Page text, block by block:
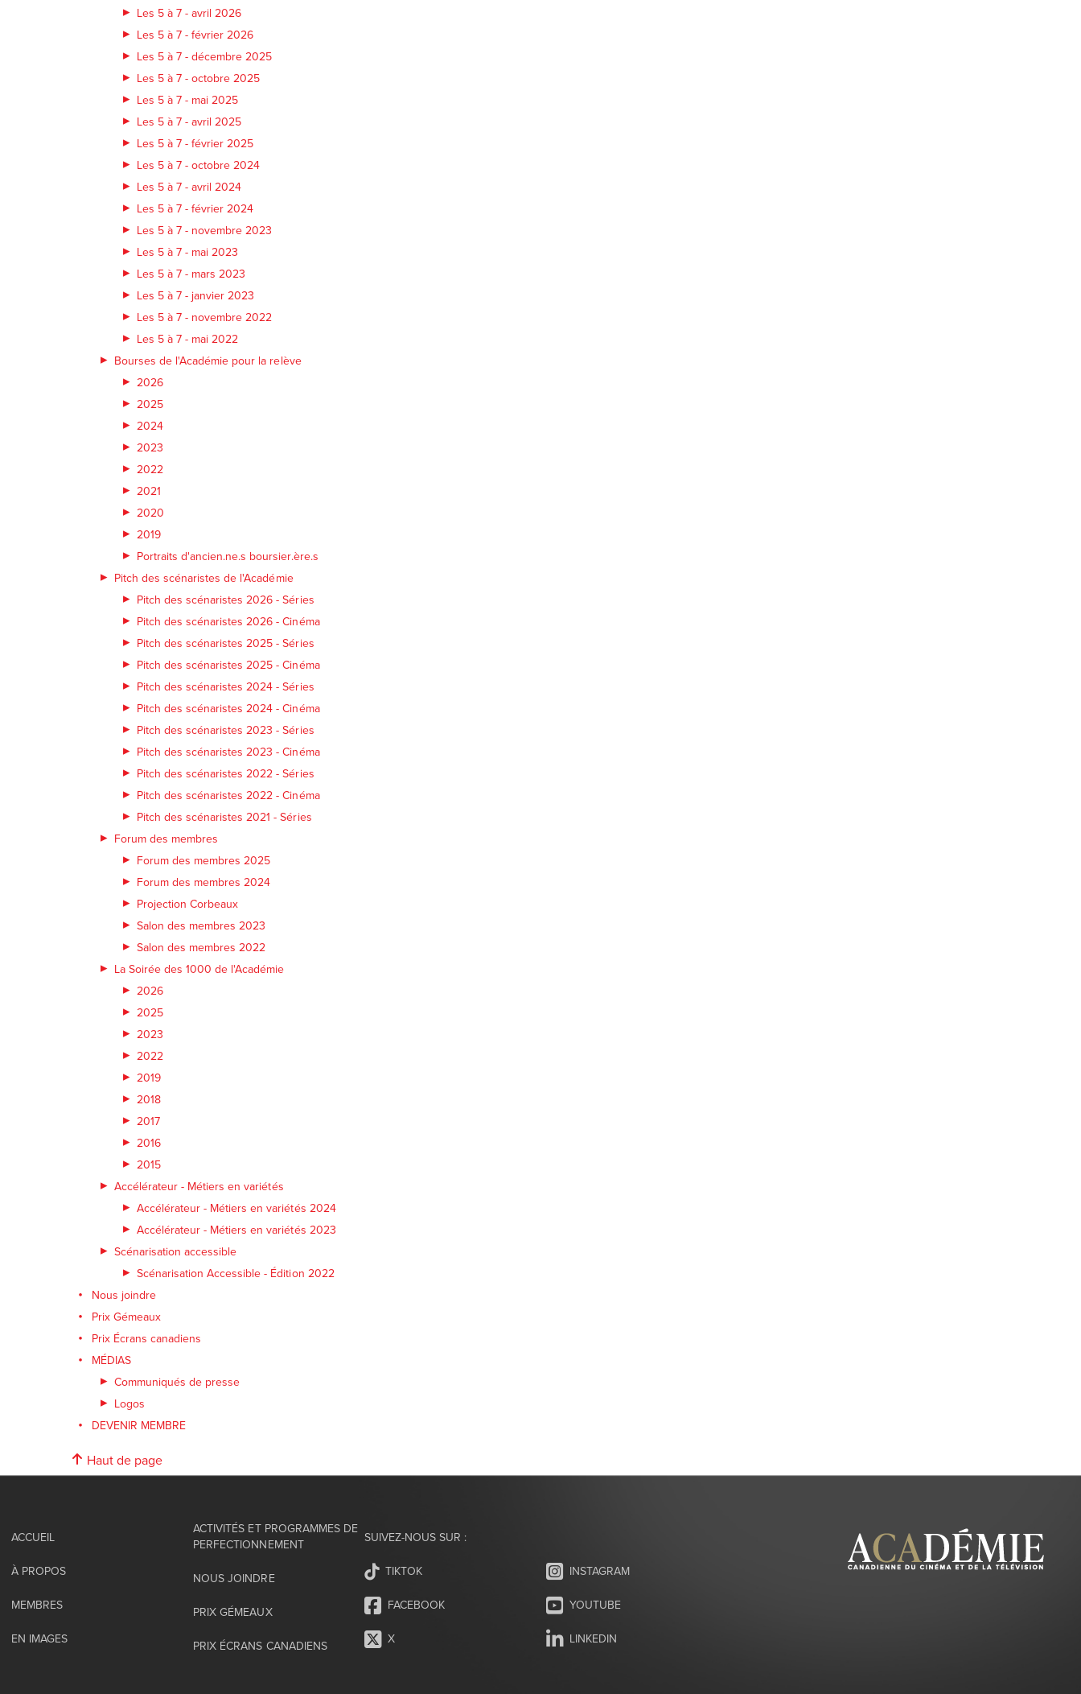
Les 5 à 7 - avril 2026
Les 5 à 7 - février 2026
Les 5 à 7 - décembre 2025
Les 5 à 7 - octobre 2025
Les 5 à 7 - mai 2025
Les 5 à 7 - avril 2025
Les 5 à 7 - février 2025
Les 5 à 7 - octobre 2024
Les 5 à 7 - avril 2024
Les 5 à 7 - février 2024
Les 5 à 7 - novembre 2023
Les 5 à 7 - mai 2023
Les 5 à 7 - mars 2023
Les 5 à 7 - janvier 2023
Les 5 à 7 - novembre 2022
Les 5 à 7 - mai 2022
Bourses de l'Académie pour la relève
2026
2025
2024
2023
2022
2021
2020
2019
Portraits d'ancien.ne.s boursier.ère.s
Pitch des scénaristes de l'Académie
Pitch des scénaristes 2026 - Séries
Pitch des scénaristes 2026 - Cinéma
Pitch des scénaristes 2025 - Séries
Pitch des scénaristes 2025 - Cinéma
Pitch des scénaristes 2024 - Séries
Pitch des scénaristes 2024 - Cinéma
Pitch des scénaristes 2023 - Séries
Pitch des scénaristes 2023 - Cinéma
Pitch des scénaristes 2022 - Séries
Pitch des scénaristes 2022 - Cinéma
Pitch des scénaristes 2021 - Séries
Forum des membres
Forum des membres 2025
Forum des membres 2024
Projection Corbeaux
Salon des membres 2023
Salon des membres 2022
La Soirée des 1000 de l'Académie
2026
2025
2023
2022
2019
2018
2017
2016
2015
Accélérateur - Métiers en variétés
Accélérateur - Métiers en variétés 2024
Accélérateur - Métiers en variétés 2023
Scénarisation accessible
Scénarisation Accessible - Édition 2022
Nous joindre
Prix Gémeaux
Prix Écrans canadiens
MÉDIAS
Communiqués de presse
Logos
DEVENIR MEMBRE
Haut de page
ACCUEIL
À PROPOS
MEMBRES
EN IMAGES
ACTIVITÉS ET PROGRAMMES DE
PERFECTIONNEMENT
NOUS JOINDRE
PRIX GÉMEAUX
PRIX ÉCRANS CANADIENS
SUIVEZ-NOUS SUR :
TIKTOK
FACEBOOK
X
INSTAGRAM
YOUTUBE
LINKEDIN